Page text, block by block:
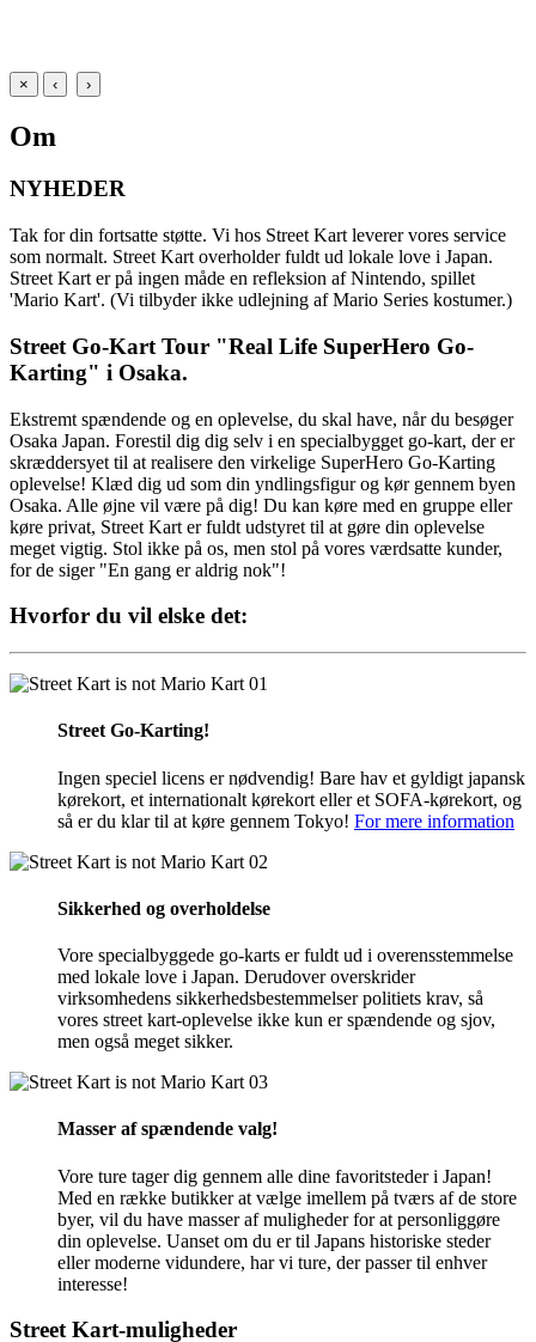
× ‹ ›
Om
NYHEDER
Tak for din fortsatte støtte. Vi hos Street Kart leverer vores service
som normalt. Street Kart overholder fuldt ud lokale love i Japan.
Street Kart er på ingen måde en refleksion af Nintendo, spillet
'Mario Kart'. (Vi tilbyder ikke udlejning af Mario Series kostumer.)
Street Go-Kart Tour "Real Life SuperHero Go-
Karting" i Osaka.
Ekstremt spændende og en oplevelse, du skal have, når du besøger
Osaka Japan. Forestil dig dig selv i en specialbygget go-kart, der er
skræddersyet til at realisere den virkelige SuperHero Go-Karting
oplevelse! Klæd dig ud som din yndlingsfigur og kør gennem byen
Osaka. Alle øjne vil være på dig! Du kan køre med en gruppe eller
køre privat, Street Kart er fuldt udstyret til at gøre din oplevelse
meget vigtig. Stol ikke på os, men stol på vores værdsatte kunder,
for de siger "En gang er aldrig nok"!
Hvorfor du vil elske det:
01
Street Go-Karting!
Ingen speciel licens er nødvendig! Bare hav et gyldigt japansk
kørekort, et internationalt kørekort eller et SOFA-kørekort, og
så er du klar til at køre gennem Tokyo! For mere information
02
Sikkerhed og overholdelse
Vore specialbyggede go-karts er fuldt ud i overensstemmelse
med lokale love i Japan. Derudover overskrider
virksomhedens sikkerhedsbestemmelser politiets krav, så
vores street kart-oplevelse ikke kun er spændende og sjov,
men også meget sikker.
03
Masser af spændende valg!
Vore ture tager dig gennem alle dine favoritsteder i Japan!
Med en række butikker at vælge imellem på tværs af de store
byer, vil du have masser af muligheder for at personliggøre
din oplevelse. Uanset om du er til Japans historiske steder
eller moderne vidundere, har vi ture, der passer til enhver
interesse!
Street Kart-muligheder